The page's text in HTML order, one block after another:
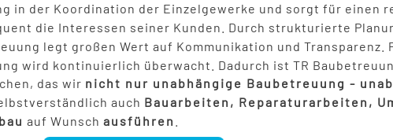
in der Koordination der Einzelgewerke und sorgt für einen
die Interessen seiner Kunden. Durch strukturierte
legt großen Wert auf Kommunikation und
wird kontinuierlich überwacht. Dadurch ist TR
das wir nicht nur unabhängige Baubetreuung -
auch Bauarbeiten, Reparaturarbeiten,
auf Wunsch ausführen